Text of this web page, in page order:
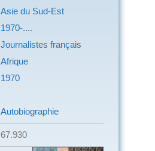
Asie du Sud-Est
1970-....
Journalistes français
Afrique
1970
Autobiographie
67.930